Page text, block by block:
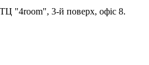
"4room", 3-й поверх, офіс 8.